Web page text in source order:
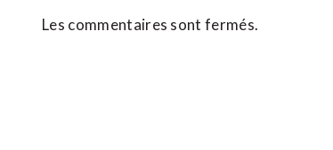
Les commentaires sont fermés.